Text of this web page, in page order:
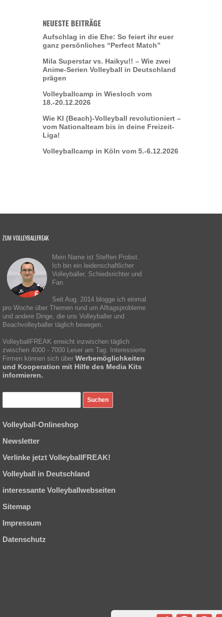
NEUESTE BEITRÄGE
Aufschlag in die Ehe: So feiert ihr euer
ganz persönliches “Perfect Match”
Mila Superstar vs. Haikyu!! – Wie zwei
Anime-Serien Volleyball in Deutschland
prägen
Volleyballcamp in Wiesloch vom
18.-20.12.2026
Wie KI (Beach)-Volleyball revolutioniert –
vom Nationalteam bis in deine Freizeit-
Liga!
Volleyballcamp in Köln vom 5.-6.12.2026
ZUM VOLLEYBALLFREAK
Mein Name ist Steffen Probst.
Ich bin ein leidenschaftlicher
Volleyballer, Schiedsrichter und
Fan.
Seit Aug. 2014 blogge ich einmal
pro Woche über Themen rund um Alltagsprobleme
und andere Dinge, die uns Volleyballer und
Beachvolleyballer täglich bewegen.
VolleyballFREAK erreicht inzwischen täglich
zwischen 4000 - 7000 Leser am Tag. Interessierte
Firmen können sich über Werbemöglichkeiten
und Kooperation mit Hilfe des Media Kits
informieren.
Volleyball-Onlineshop
Newsletter
Verlinke jetzt VolleyballFREAK!
Volleyball in Deutschland
interessante Volleyballwebseiten
Sitemap
Impressum
Datenschutz